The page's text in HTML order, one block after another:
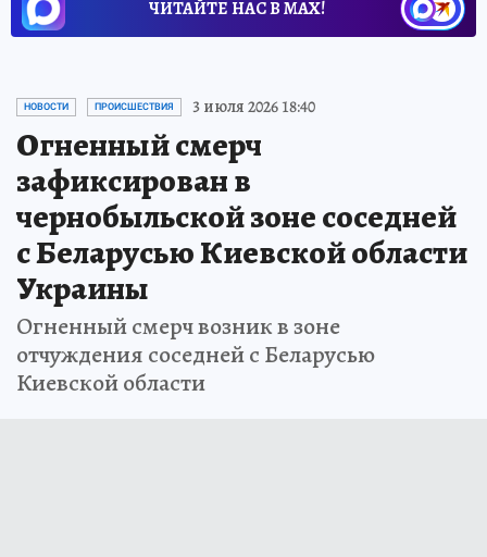
ЧИТАЙТЕ НАС В МАХ!
НОВОСТИ ПРОИСШЕСТВИЯ 3 июля 2026 18:40
Огненный смерч
зафиксирован в
чернобыльской зоне соседней
с Беларусью Киевской области
Украины
Огненный смерч возник в зоне
отчуждения соседней с Беларусью
Киевской области